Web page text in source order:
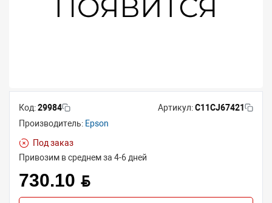
Код:29984 Артикул:C11CJ67421
Производитель: Epson
Под заказ
Привозим в среднем за 4-6 дней
730.10 BYN